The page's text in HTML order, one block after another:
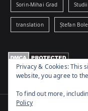
Sorin-Mihai Grad
translation Ștefan
Privacy & Cookies: This
website, you agree to
To find out more,
Policy